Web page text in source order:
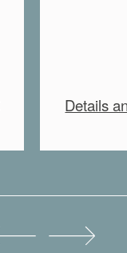
Details